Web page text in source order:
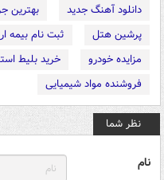
دانلود آهنگ جدید
بهترین
پرشین هتل
ثبت نام بیمه
مزایده خودرو
خرید بلیط
فروشنده مواد شیمیایی
نظر شما
نام